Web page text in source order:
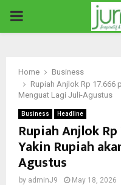
PRIMARY
Home
Business
Rupiah Anjlok Rp 17.666
Menguat Lagi Juli-Agustus
Business Headline
Rupiah Anjlok
Yakin Rupiah
Agustus
by adminJ9 May 18, 2026